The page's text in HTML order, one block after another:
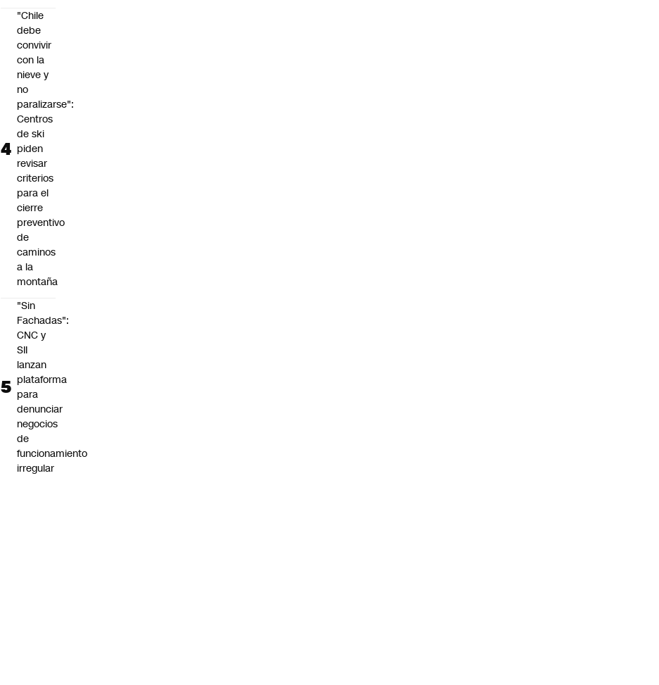
"Chile
debe
convivir
con la
nieve y
no
paralizarse":
Centros
de ski
piden
revisar
criterios
para el
cierre
preventivo
de
caminos
a la
montaña
"Sin
Fachadas":
CNC y
SII
lanzan
plataforma
para
denunciar
negocios
de
funcionamiento
irregular